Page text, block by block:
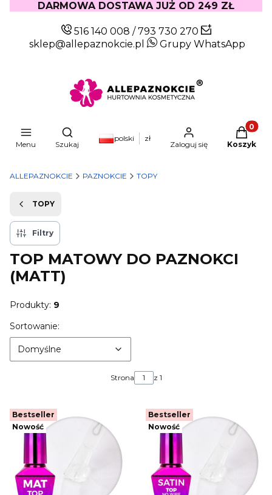
DARMOWA DOSTAWA JUŻ OD 249 ZŁ
516 140 008 /793 730 270
sklep@allepaznokcie.pl
Grupy WhatsApp
Menu
Otwórz wyszukiwarkę
Szukaj
polski zł
Zaloguj się Koszyk
ALLEPAZNOKCIE PAZNOKCIE TOPY
TOPY
Filtry
TOP MATOWY DO PAZNOKCI
(MATT)
Produkty: 9
Lista produktów
Sortowanie:
Domyślne
Strona z 1
Bestseller
Nowość
Bestseller
Nowość